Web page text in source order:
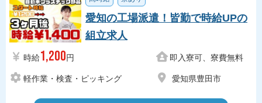
愛知の工場派遣！皆勤で時給UPの
組立求人
時給1,200円 即入寮可、寮費無料
軽作業・検査・ピッキング 愛知県豊田市